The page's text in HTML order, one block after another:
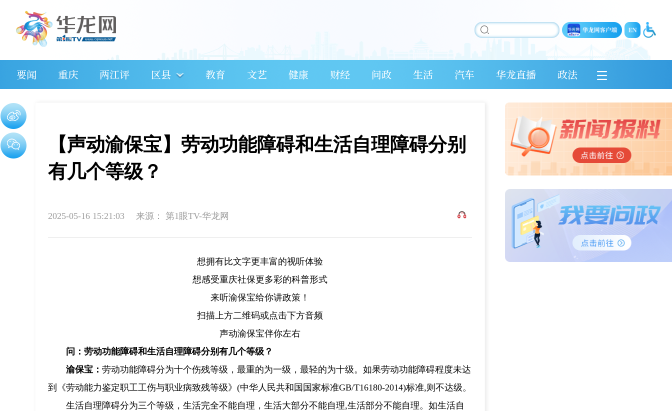
要闻 重庆 两江评 区县 教育 文艺 健康 财经 问政 生活 汽车 华龙直播 政法
【声动渝保宝】劳动功能障碍和生活自理障碍分别
有几个等级？
2025-05-16 15:21:03 来源： 第1眼TV-华龙网
想拥有比文字更丰富的视听体验
想感受重庆社保更多彩的科普形式
来听渝保宝给你讲政策！
扫描上方二维码或点击下方音频
声动渝保宝伴你左右
问：劳动功能障碍和生活自理障碍分别有几个等级？
渝保宝： 劳动功能障碍分为十个伤残等级，最重的为一级，最轻的为十级。如果劳动功能障碍程度未达
到《劳动能力鉴定职工工伤与职业病致残等级》(中华人民共和国国家标准GB/T16180-2014)标准,则不达级。
生活自理障碍分为三个等级，生活完全不能自理，生活大部分不能自理,生活部分不能自理。如生活自